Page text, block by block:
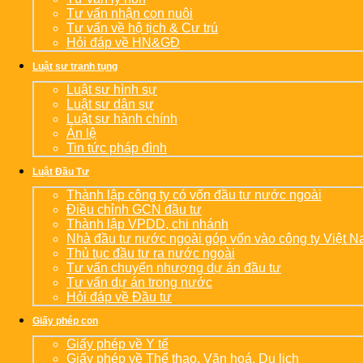
Tư vấn nhận con nuôi
Tư vấn về hộ tịch & Cư trú
Hỏi đáp về HN&GĐ
Luật sư tranh tụng
Luật sư hình sự
Luật sư dân sự
Luật sư hành chính
Án lệ
Tin tức pháp đình
Luật Đầu Tư
Thành lập công ty có vốn đầu tư nước ngoài
Điều chỉnh GCN đầu tư
Thành lập VPDD, chi nhánh
Nhà đầu tư nước ngoài góp vốn vào công ty Việt
Thủ tục đầu tư ra nước ngoài
Tư vấn chuyển nhượng dự án đầu tư
Tư vấn dự án trong nước
Hỏi đáp về Đầu tư
Giấy phép con
Giấy phép về Y tế
Giấy phép về Thể thao, Văn hoá, Du lịch